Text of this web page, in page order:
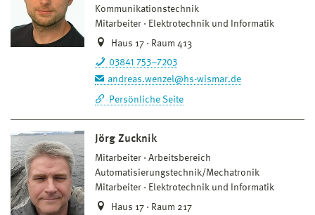
Kommunikationstechnik
Mitarbeiter
Elektrotechnik und Informatik
Haus 17 · Raum 413
03841 753–7203
andreas.wenzel@hs-wismar.de
Persönliche Seite
Jörg Zucknik
Mitarbeiter
Arbeitsbereich
Automatisierungstechnik/Mechatronik
Mitarbeiter
Elektrotechnik und Informatik
Haus 17 · Raum 217